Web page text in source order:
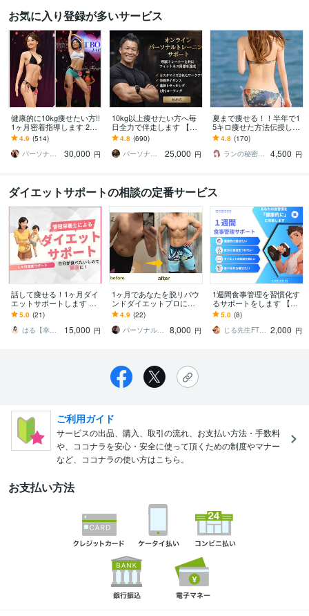
お気に入り登録が多いサービス
健康的に10kg痩せたい方!!
1ヶ月密着指導します 20k
g痩せたプロトレーナーに
よる食事と運動サポート!!
4.9 (514)
パーソナルトレーナーYUKINA
30,000 円
10kg以上痩せたい方へ毎
日全力で伴走します 【残
り1名様】通常42,000円 →
25,000円（税抜）
4.8 (690)
パーソナルトレーナーJTタク
25,000 円
夏まで痩せる！！半年で1
5キロ痩せた方法伝授しま
す お腹と太ももとお尻が
キュッ！変わる7日間ダイ
エット！痩せ食事
4.8 (170)
ランの秘密の小部屋
4,500 円
ダイエットサポートの相談の定番サービス
話して痩せる！1ヶ月ダイ
エットサポートします ＼
制限なし・報告らくら
く・週1回管理栄養士と話
すだけ／
5.0 (21)
はる【幸せクリエイター】
15,000 円
1ヶ月であなたを脱リバウ
ンドダイエットプロにし
ます プロトレーナーのダ
イエット知識でしっかり
痩せたい方にオススメ
4.9 (22)
パーソナルトレーナー細川
8,000 円
1週間食事管理を習慣化す
るサポートをします 【あ
と２名限定価格】痩せた
いと思うあなたの味方に
なりたい
5.0 (8)
じる先生FTM専門ボディメイク 2,000 円
ご利用ガイド
サービスの出品、購入、取引の流れ、お支払い方法・手数料
や、ココナラを安心・安全に使って頂くための制度やマナー
など、ココナラの使い方はこちら。
お支払い方法